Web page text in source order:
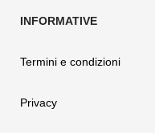
Termini e condizioni
Privacy